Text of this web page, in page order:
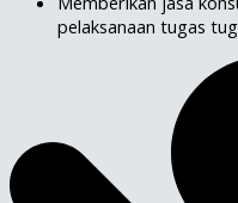
pelaksanaan tugas